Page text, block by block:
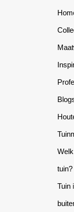
tuin?
Tuin